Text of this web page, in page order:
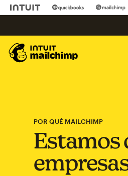
POR QUÉ MAILCHIMP
Estamos